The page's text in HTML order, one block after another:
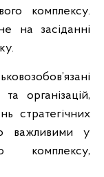
комплексу.
на засіданні
організацій,
стратегічних
важливими у
комплексу,